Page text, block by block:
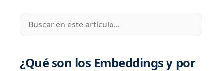
¿Qué son los Embeddings y por